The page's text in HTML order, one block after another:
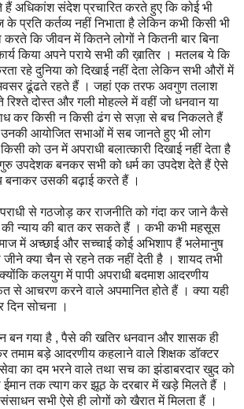
हैं अधिकांश संदेश प्रचारित करते हुए कि कोई भी
के प्रति कर्तव्य नहीं निभाता है लेकिन कभी किसी भी
कि जीवन में कितने लोगों ने कितनी बार बिना
किया अपने पराये सभी की ख़ातिर । मतलब ये कि
रहे दुनिया को दिखाई नहीं देता लेकिन सभी औरों में
ढूंढते रहते हैं । जहां एक तरफ अवगुण तलाश
दोस्त और गली मोहल्ले में वहीं जो धनवान या
कर किसी न किसी ढंग से सज़ा से बच निकलते हैं
आयोजित सभाओं में सब जानते हुए भी लोग
को उन में अपराधी बलात्कारी दिखाई नहीं देता है
उपदेशक बनकर सभी को धर्म का उपदेश देते हैं ऐसे
बनाकर उसकी बढ़ाई करते हैं ।
से गठजोड़ कर राजनीति को गंदा कर जाने कैसे
की न्याय की बात कर सकते हैं । कभी कभी महसूस
में अच्छाई और सच्चाई कोई अभिशाप हैं भलेमानुष
जीने क्या चैन से रहने तक नहीं देती है । शायद तभी
कलयुग में पापी अपराधी बदमाश आदरणीय
से आचरण करने वाले अपमानित होते हैं । क्या यही
दिन सोचना ।
बन गया है , पैसे की खतिर धनवान और शासक ही
तमाम बड़े आदरणीय कहलाने वाले शिक्षक डॉक्टर
का दम भरने वाले तथा सच का झंडाबरदार खुद को
ईमान तक त्याग कर झूठ के दरबार में खड़े मिलते हैं ।
सभी ऐसे ही लोगों को खैरात में मिलता हैं ।